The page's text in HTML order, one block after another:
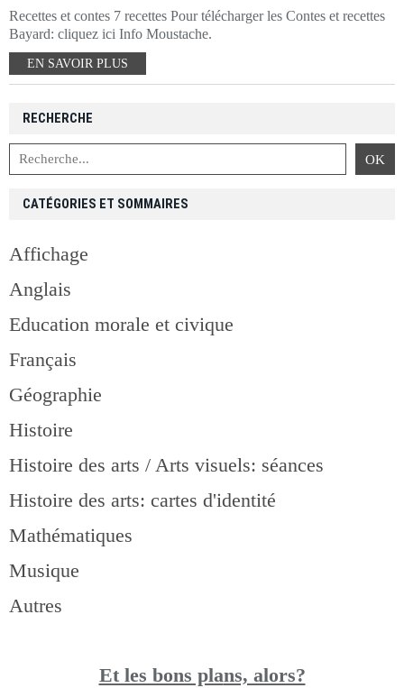
Recettes et contes 7 recettes Pour télécharger les Contes et recettes
Bayard: cliquez ici Info Moustache.
EN SAVOIR PLUS
RECHERCHE
CATÉGORIES ET SOMMAIRES
Affichage
Anglais
Education morale et civique
Français
Géographie
Histoire
Histoire des arts / Arts visuels: séances
Histoire des arts: cartes d'identité
Mathématiques
Musique
Autres
Et les bons plans, alors?